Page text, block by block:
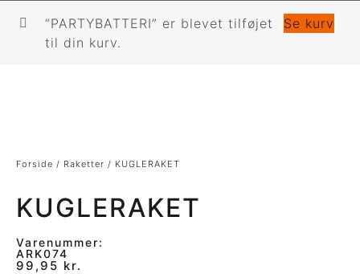
Se kurv
“PARTYBATTERI” er blevet tilføjet
til din kurv.
Forside / Raketter / KUGLERAKET
KUGLERAKET
Varenummer:
ARK074
99,95 kr.